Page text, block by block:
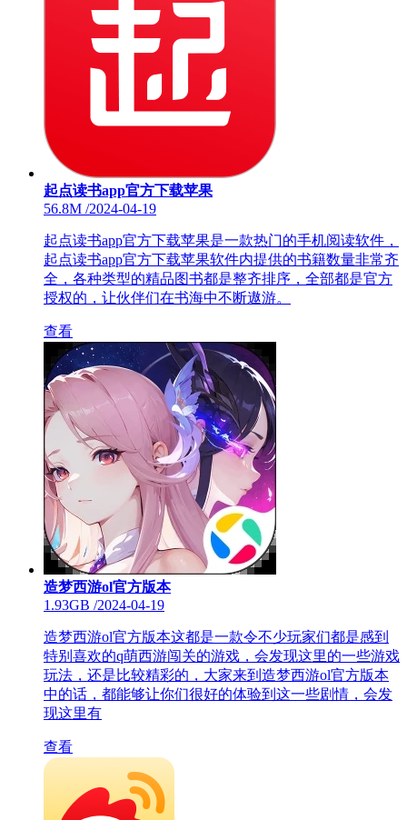
起点读书app官方下载苹果
56.8M /2024-04-19
起点读书app官方下载苹果是一款热门的手机阅读软件，
起点读书app官方下载苹果软件内提供的书籍数量非常齐
全，各种类型的精品图书都是整齐排序，全部都是官方
授权的，让伙伴们在书海中不断遨游。
查看
造梦西游ol官方版本
1.93GB /2024-04-19
造梦西游ol官方版本这都是一款令不少玩家们都是感到
特别喜欢的q萌西游闯关的游戏，会发现这里的一些游戏
玩法，还是比较精彩的，大家来到造梦西游ol官方版本
中的话，都能够让你们很好的体验到这一些剧情，会发
现这里有
查看